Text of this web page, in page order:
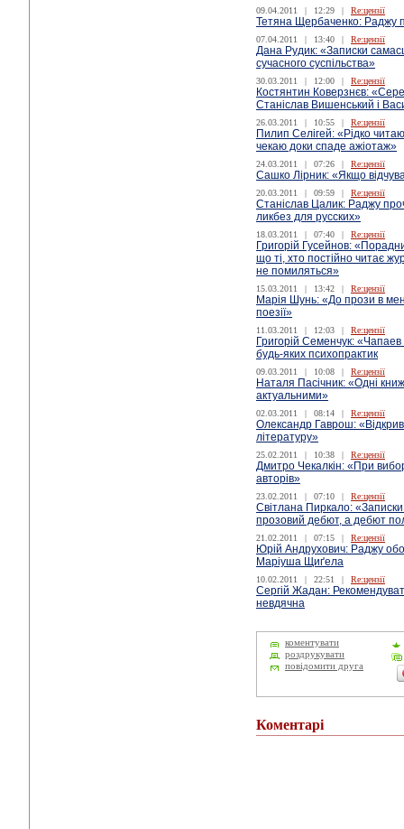
09.04.2011 | 12:29 | Re:цензії
Тетяна Щербаченко: Раджу
07.04.2011 | 13:40 | Re:цензії
Дана Рудик: «Записки
сучасного суспільства»
30.03.2011 | 12:00 | Re:цензії
Костянтин Коверзнєв:
Станіслав Вишенський і
26.03.2011 | 10:55 | Re:цензії
Пилип Селігей: «Рідко
чекаю доки спаде ажіотаж»
24.03.2011 | 07:26 | Re:цензії
Сашко Лірник: «Якщо
20.03.2011 | 09:59 | Re:цензії
Станіслав Цалик: Раджу
ликбез для русских»
18.03.2011 | 07:40 | Re:цензії
Григорій Гусейнов:
що ті, хто постійно читає
не помиляться»
15.03.2011 | 13:42 | Re:цензії
Марія Шунь: «До прози в
поезії»
11.03.2011 | 12:03 | Re:цензії
Григорій Семенчук:
будь-яких психопрактик
09.03.2011 | 10:08 | Re:цензії
Наталя Пасічник: «Одні
актуальними»
02.03.2011 | 08:14 | Re:цензії
Олександр Гаврош:
літературу»
25.02.2011 | 10:38 | Re:цензії
Дмитро Чекалкін: «При
авторів»
23.02.2011 | 07:10 | Re:цензії
Світлана Пиркало:
прозовий дебют, а дебют
21.02.2011 | 07:15 | Re:цензії
Юрій Андрухович: Раджу
Маріуша Щиґела
10.02.2011 | 22:51 | Re:цензії
Сергій Жадан:
невдячна
коментувати
роздрукувати
повідомити друга
Коментарі